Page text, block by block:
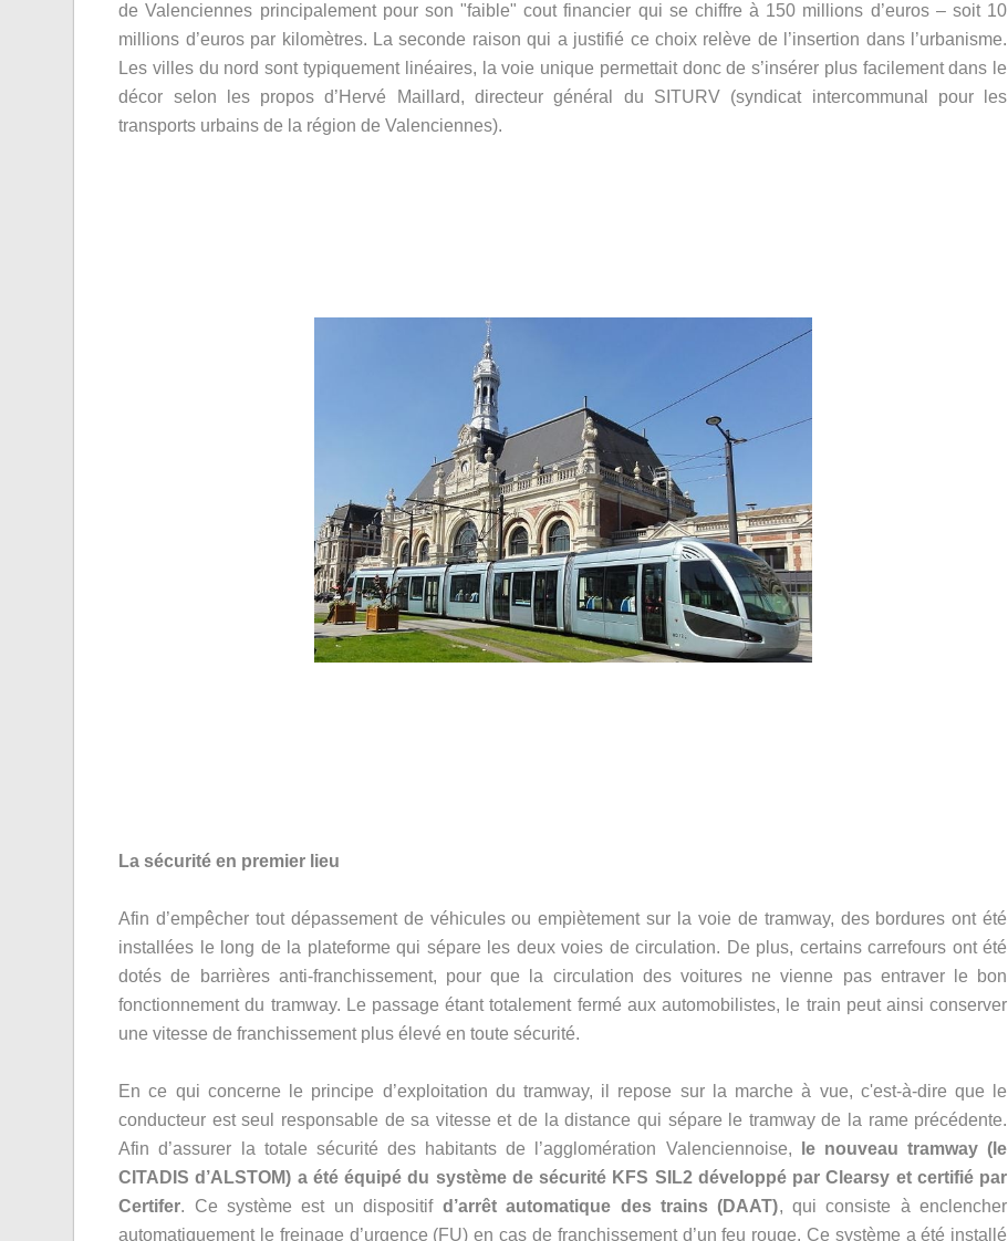
de Valenciennes principalement pour son "faible" cout financier qui se chiffre à 150 millions d’euros – soit 10
millions d’euros par kilomètres. La seconde raison qui a justifié ce choix relève de l’insertion dans l’urbanisme.
Les villes du nord sont typiquement linéaires, la voie unique permettait donc de s’insérer plus facilement dans le
décor selon les propos d’Hervé Maillard, directeur général du SITURV (syndicat intercommunal pour les
transports urbains de la région de Valenciennes).
La sécurité en premier lieu
Afin d’empêcher tout dépassement de véhicules ou empiètement sur la voie de tramway, des bordures ont été
installées le long de la plateforme qui sépare les deux voies de circulation. De plus, certains carrefours ont été
dotés de barrières anti-franchissement, pour que la circulation des voitures ne vienne pas entraver le bon
fonctionnement du tramway. Le passage étant totalement fermé aux automobilistes, le train peut ainsi conserver
une vitesse de franchissement plus élevé en toute sécurité.
En ce qui concerne le principe d’exploitation du tramway, il repose sur la marche à vue, c'est-à-dire que le
conducteur est seul responsable de sa vitesse et de la distance qui sépare le tramway de la rame précédente.
Afin d’assurer la totale sécurité des habitants de l’agglomération Valenciennoise,
le nouveau tramway (le
CITADIS d’ALSTOM) a été équipé du système de sécurité KFS SIL2 développé par Clearsy et certifié par
Certifer. Ce système est un dispositif d’arrêt automatique des trains (DAAT), qui consiste à enclencher
automatiquement le freinage d’urgence (FU) en cas de franchissement d’un feu rouge. Ce système a été installé